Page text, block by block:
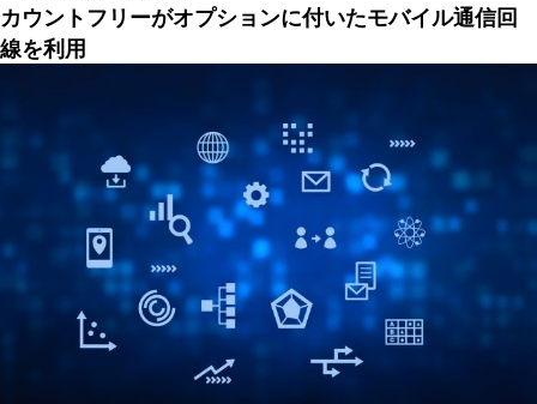
カウントフリーがオプションに付いたモバイル通信回
線を利用